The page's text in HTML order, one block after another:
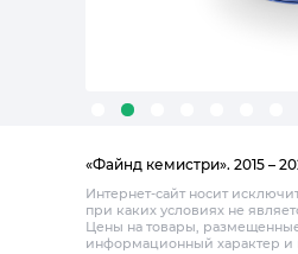
«Файнд кемистри». 2015 –
Интернет-сайт носит
при каких условиях не
Цены на товары,
информационный характер и